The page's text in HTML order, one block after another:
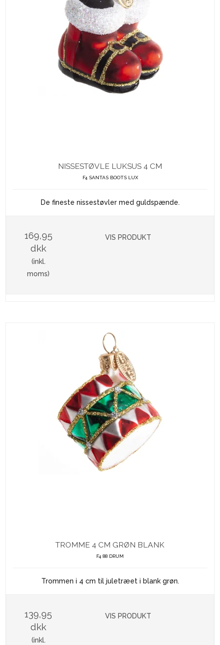
NISSESTØVLE LUKSUS 4 CM
F4 SANTAS BOOTS LUX
De fineste nissestøvler med guldspænde.
169,95
dkk
(inkl.
moms)
VIS PRODUKT
TROMME 4 CM GRØN BLANK
F4 88 DRUM
Trommen i 4 cm til juletræet i blank grøn.
139,95
dkk
(inkl.
VIS PRODUKT